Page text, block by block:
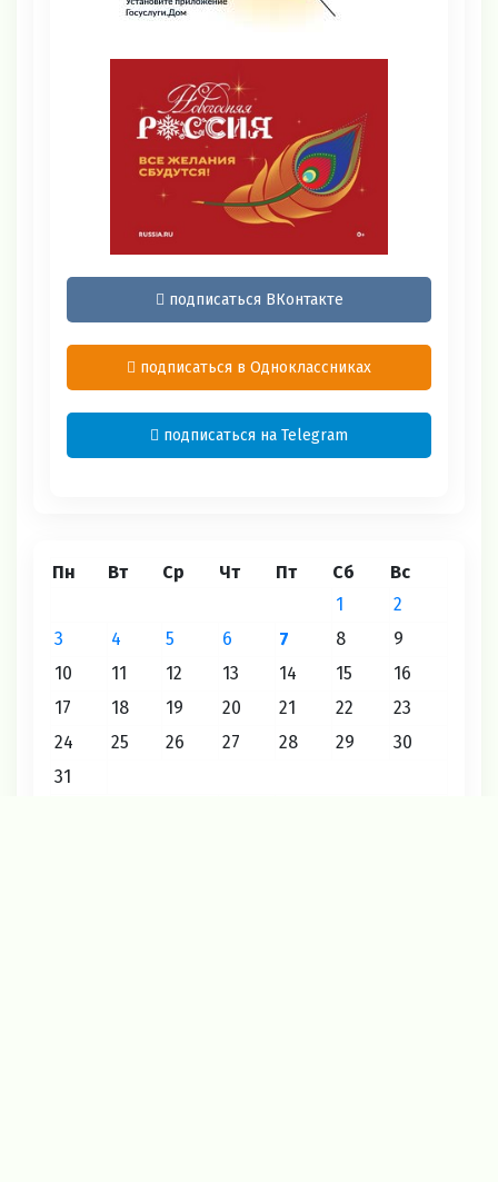
подписаться ВКонтакте
подписаться в Одноклассниках
подписаться на Telegram
Пн Вт Ср Чт Пт Сб Вс
1
2
3
4 5 6 7 8
9
10
11 12 13 14 15
16
17
18 19 20 21 22
23
24
25 26 27 28 29
30
31